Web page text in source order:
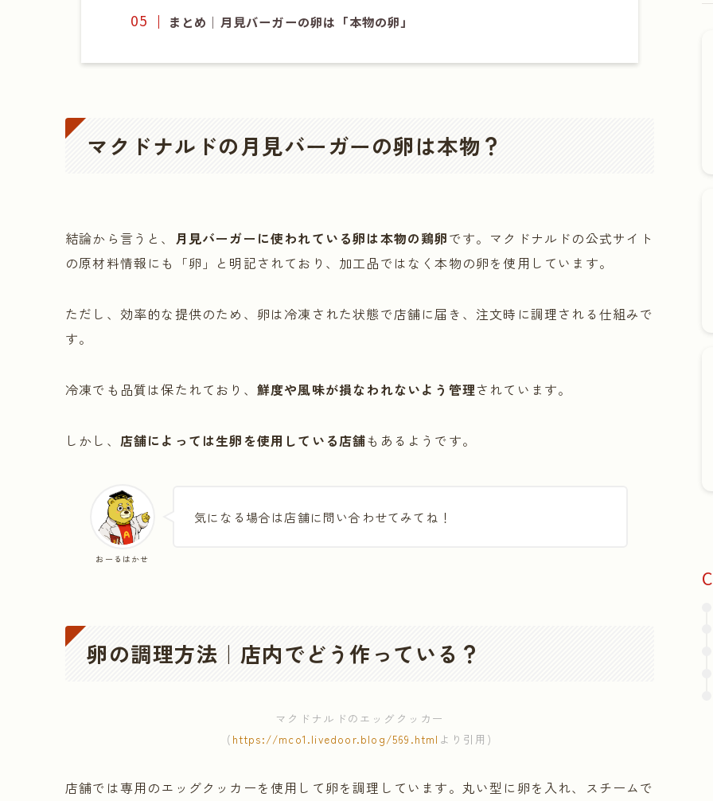
まとめ｜月見バーガーの卵は「本物の卵」
マクドナルドの月見バーガーの卵は本物？
結論から言うと、 月見バーガーに使われている卵は本物の鶏卵です。マクドナルドの公式サイト
の原材料情報にも「卵」と明記されており、加工品ではなく本物の卵を使用しています。
ただし、効率的な提供のため、卵は冷凍された状態で店舗に届き、注文時に調理される仕組みで
す。
冷凍でも品質は保たれており、 鮮度や風味が損なわれないよう管理されています。
しかし、 店舗によっては生卵を使用している店舗もあるようです。
おーるはかせ
気になる場合は店舗に問い合わせてみてね！
卵の調理方法｜店内でどう作っている？
マクドナルドのエッグクッカー
( https://mco1.livedoor.blog/569.html より引用)
店舗では専用のエッグクッカーを使用して卵を調理しています。丸い型に卵を入れ、スチームで